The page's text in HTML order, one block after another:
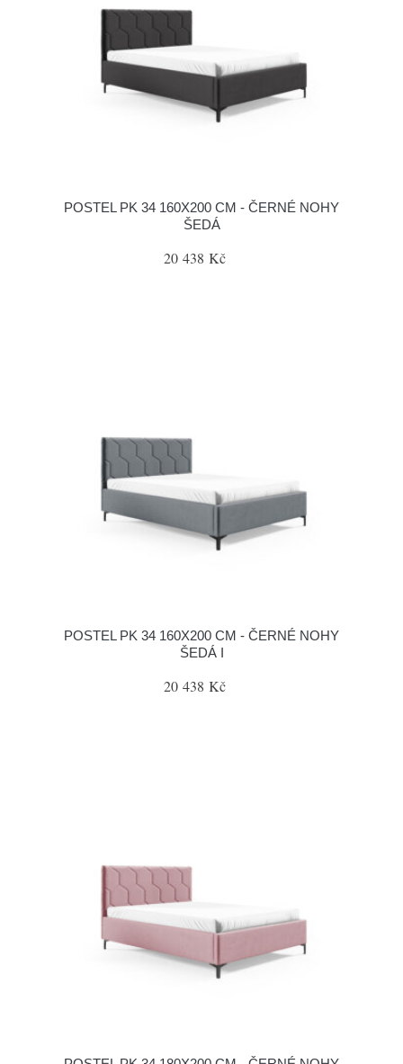
POSTEL PK 34 160X200 CM - ČERNÉ NOHY
ŠEDÁ
20 438 Kč
POSTEL PK 34 160X200 CM - ČERNÉ NOHY
ŠEDÁ I
20 438 Kč